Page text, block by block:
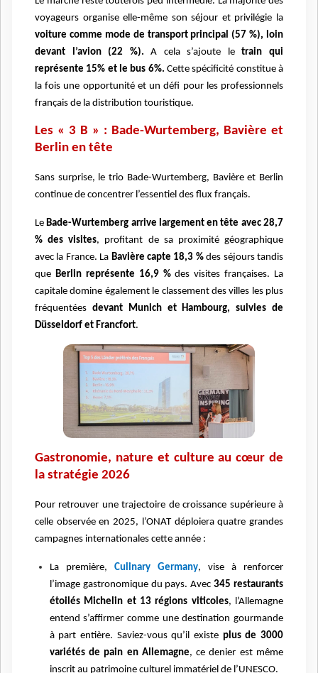
voyageurs organise elle-même son séjour et privilégie la
voiture comme mode de transport principal (57 %), loin
devant l’avion (22 %). A cela s’ajoute letrain qui
représente 15% et le bus 6%. Cette spécificité constitue à
la fois une opportunité et un défi pour les professionnels
français de la distribution touristique.
Les « 3 B » : Bade-Wurtemberg, Bavière et
Berlin en tête
Sans surprise, le trio Bade-Wurtemberg, Bavière et Berlin
continue de concentrer l’essentiel des flux français.
Le Bade-Wurtemberg arrive largement en tête avec 28,7
% des visites, profitant de sa proximité géographique
avec la France. La Bavière capte 18,3 %des séjours tandis
que Berlin représente 16,9 %des visites françaises. La
capitale domine également le classement des villes les plus
fréquentées devant Munich et Hambourg, suivies de
Düsseldorf et Francfort.
Gastronomie, nature et culture au cœur de
la stratégie 2026
Pour retrouver une trajectoire de croissance supérieure à
celle observée en 2025, l’ONAT déploiera quatre grandes
campagnes internationales cette année :
La première, Culinary Germany, vise à renforcer
l’image gastronomique du pays. Avec345 restaurants
étoilés Michelin et 13 régions viticoles, l’Allemagne
entend s’affirmer comme une destination gourmande
à part entière. Saviez-vous qu’il existe plus de 3000
variétés de pain en Allemagne, ce denier est même
inscrit au patrimoine culturel immatériel de l’UNESCO.